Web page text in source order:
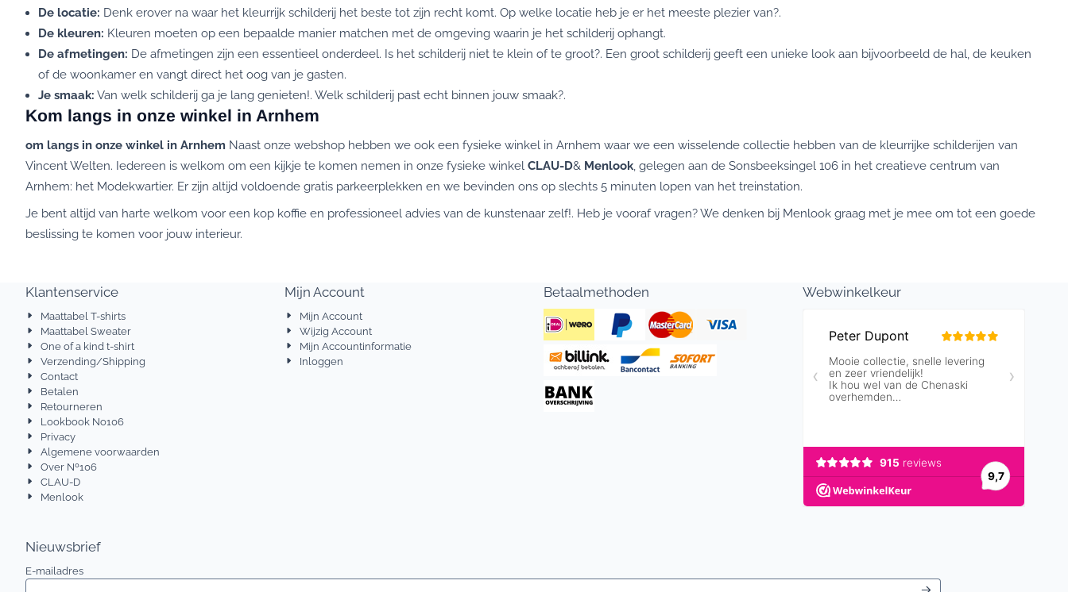
De locatie: Denk erover na waar het kleurrijk schilderij het beste tot zijn recht komt. Op welke locatie heb je er het meeste plezier van?.
De kleuren: Kleuren moeten op een bepaalde manier matchen met de omgeving waarin je het schilderij ophangt.
De afmetingen: De afmetingen zijn een essentieel onderdeel. Is het schilderij niet te klein of te groot?. Een groot schilderij geeft een unieke look aan bijvoorbeeld de hal, de keuken
of de woonkamer en vangt direct het oog van je gasten.
Je smaak: Van welk schilderij ga je lang genieten!. Welk schilderij past echt binnen jouw smaak?.
Kom langs in onze winkel in Arnhem
om langs in onze winkel in Arnhem Naast onze webshop hebben we ook een fysieke winkel in Arnhem waar we een wisselende collectie hebben van de kleurrijke schilderijen van
Vincent Welten. Iedereen is welkom om een kijkje te komen nemen in onze fysieke winkel CLAU-D& Menlook, gelegen aan de Sonsbeeksingel 106 in het creatieve centrum van
Arnhem: het Modekwartier. Er zijn altijd voldoende gratis parkeerplekken en we bevinden ons op slechts 5 minuten lopen van het treinstation.
Je bent altijd van harte welkom voor een kop koffie en professioneel advies van de kunstenaar zelf!. Heb je vooraf vragen? We denken bij Menlook graag met je mee om tot een goede
beslissing te komen voor jouw interieur.
Klantenservice
Maattabel T-shirts
Maattabel Sweater
One of a kind t-shirt
Verzending/Shipping
Contact
Betalen
Retourneren
Lookbook No106
Privacy
Algemene voorwaarden
Over Nº106
CLAU-D
Menlook
Mijn Account
Mijn Account
Wijzig Account
Mijn Accountinformatie
Inloggen
Betaalmethoden Webwinkelkeur
Nieuwsbrief
E-mailadresVul je e-mailadres in voor de nieuwsbrief